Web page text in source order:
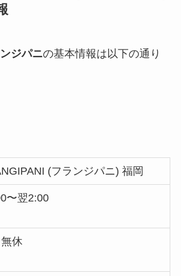
ジパニの基本情報は以下の通り
(フランジパニ) 福岡
〜翌2:00
休